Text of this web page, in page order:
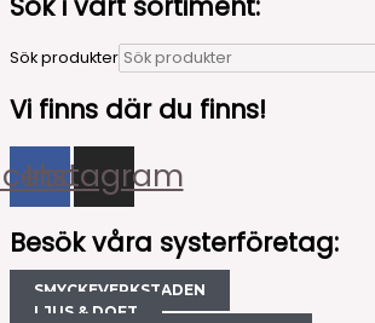
Sök produkter
Vi finns där du finns!
Instagram
Besök våra systerföretag:
SMYCKEVERKSTADEN
LJUS & DOFT